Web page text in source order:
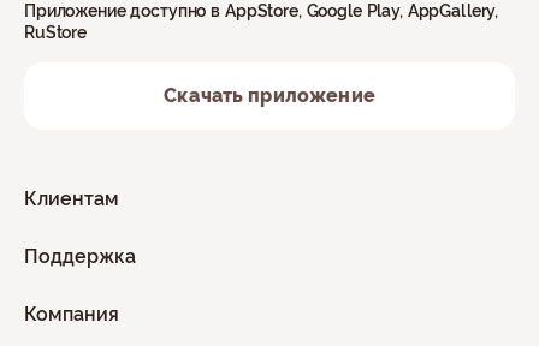
Клиентам
Поддержка
Компания
Приложение доступно в AppStore, Google Play, AppGallery,
RuStore
Скачать приложение